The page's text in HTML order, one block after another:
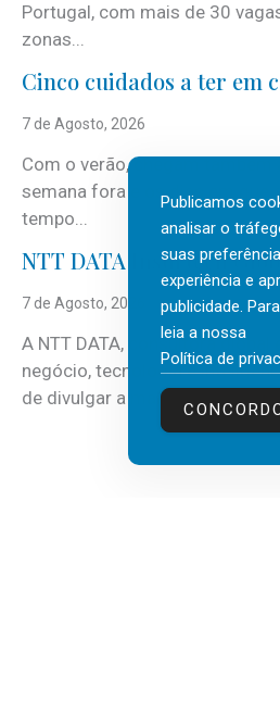
Portugal, com mais de 30
zonas...
Cinco cuidados a ter em
7 de Agosto, 2026
Com o verão, chegam
semana fora e os dias em que
tempo...
NTT DATA Insurtech
7 de Agosto, 2026
A NTT DATA, consultora global
negócio, tecnologia e
de divulgar a mais recente...
Publicamos
analisar o
suas
experiência e
publicidade.
leia a nossa
Política de